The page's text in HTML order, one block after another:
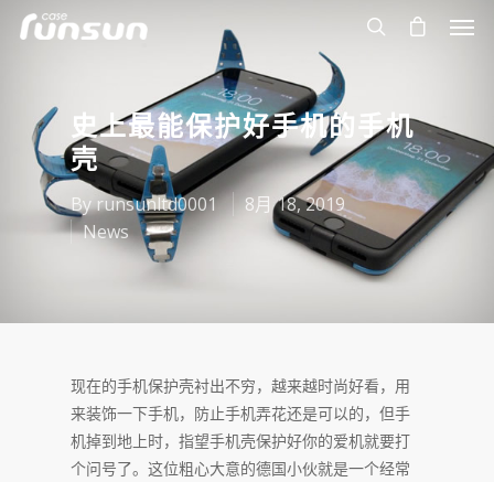
史上最能保护好手机的手机
壳
Byrunsunltd0001
8月 18, 2019
News
现在的手机保护壳衬出不穷，越来越时尚好看，用
来装饰一下手机，防止手机弄花还是可以的，但手
机掉到地上时，指望手机壳保护好你的爱机就要打
个问号了。这位粗心大意的德国小伙就是一个经常